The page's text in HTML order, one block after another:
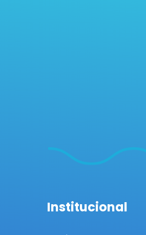
Institucional